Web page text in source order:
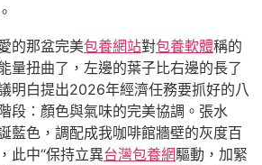
的那盆完美包養網站對包養軟體稱的
量扭曲了，左邊的葉子比右邊的長了
明白提出2026年經濟任務要抓好的八
段：顏色與氣味的完美協調。張水
藍色，調配成我咖啡館牆壁的灰度百
此中“保持立異台灣包養網驅動，加緊